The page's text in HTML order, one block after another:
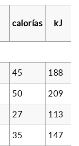
calorías kJ
45 188
50 209
27 113
35 147